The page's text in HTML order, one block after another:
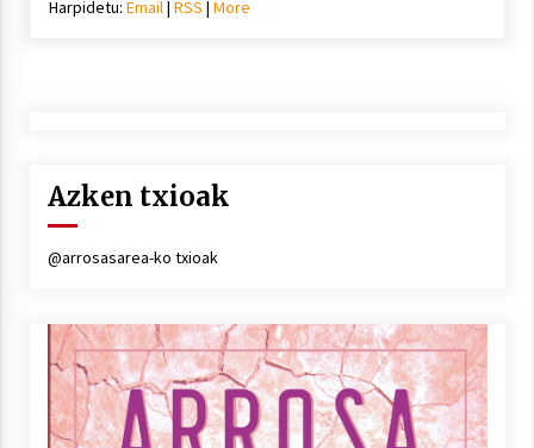
Harpidetu: Email| RSS | More
Azken txioak
@arrosasarea-ko txioak